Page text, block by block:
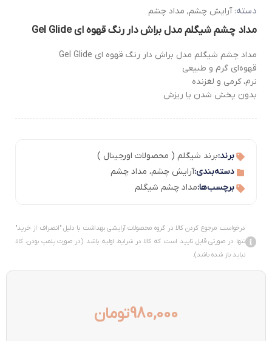
دسته: آرایش چشم, مداد چشم
مداد چشم شیگلم مدل براش دار رنگ قهوه ای Gel Glide
مداد چشم شیگلم مدل براش دار رنگ قهوه ای Gel Glide
قهوه‌ای گرم و طبیعی
نرم، کرمی و لغزنده
بدون پخش شدن یا ریزش
برند:برند شیگلم ( محصولات اورجینال )
دسته‌بندی:آرایش چشم، مداد چشم
برچسب‌ها:مداد چشم شیگلم
درخواست مرجوع کردن کالا در گروه محصولات آرایشی بهداشت با دلیل "انصراف از خرید"
تنها در صورتی قابل تایید است که کالا در شرایط اولیه باشد (در صورت پلمپ بودن، کالا
نباید باز شده باشد).
980,000تومان